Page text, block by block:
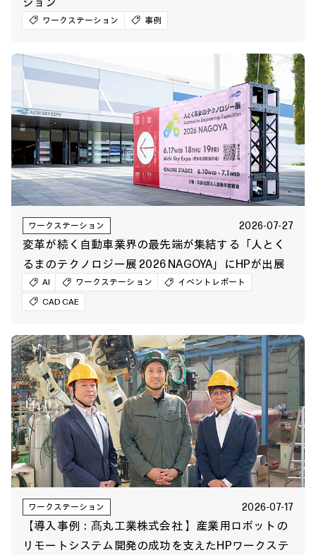
ワークステーション 事例
ワークステーション 2026-07-27
変革が続く自動車業界の最先端が集結する「人とく
るまのテクノロジー展 2026 NAGOYA」にHPが出展
AI ワークステーション
イベントレポート
CAD CAE
ワークステーション 2026-07-17
【導入事例：髙丸工業株式会社 】産業用ロボットの
リモートシステム開発の成功を支えたHPワークステ